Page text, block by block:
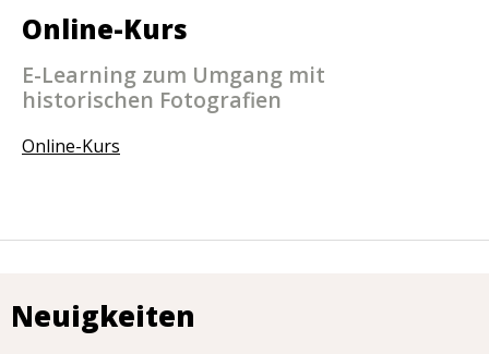
Online-Kurs
E-Learning zum Umgang mit
historischen Fotografien
Online-Kurs
Neuigkeiten